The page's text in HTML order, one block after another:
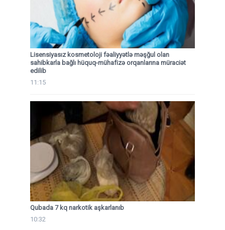
Lisensiyasız kosmetoloji fəaliyyətlə məşğul olan
sahibkarla bağlı hüquq-mühafizə orqanlarına müraciət
edilib
11:15
Qubada 7 kq narkotik aşkarlanıb
10:32